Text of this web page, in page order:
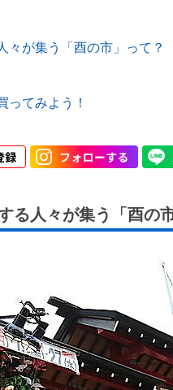
々が集う「酉の市」って？
ってみよう！
る人々が集う「酉の